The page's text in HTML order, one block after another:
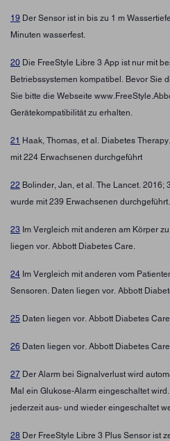
19 Der Sensor ist in bis zu 1 m
Minuten wasserfest.
20 Die FreeStyle Libre 3 App ist nur mit
Betriebssystemen kompatibel. Bevor Sie
Sie bitte die Webseite
Gerätekompatibilität zu erhalten.
21 Haak, Thomas, et al. Diabetes
mit 224 Erwachsenen durchgeführt
22 Bolinder, Jan, et al. The Lancet. 2016;
wurde mit 239 Erwachsenen durchgeführt.
23 Im Vergleich mit anderen am Körper
liegen vor. Abbott Diabetes Care.
24 Im Vergleich mit anderen vom
Sensoren. Daten liegen vor. Abbott
25 Daten liegen vor. Abbott Diabetes
26 Daten liegen vor. Abbott Diabetes
27 Der Alarm bei Signalverlust wird
Mal ein Glukose-Alarm eingeschaltet
jederzeit aus- und wieder eingeschaltet
28 Der FreeStyle Libre 3 Plus Sensor ist